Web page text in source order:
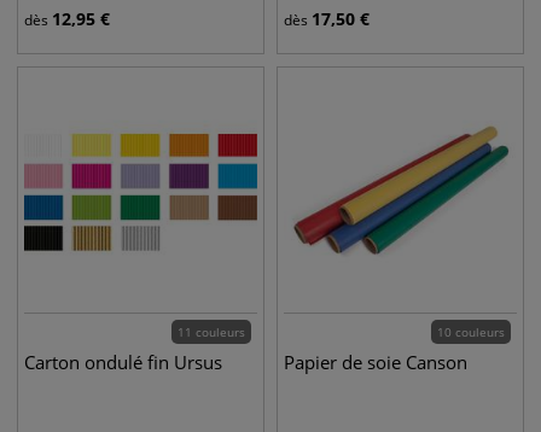
dès 12,95 € dès 17,50 €
11 couleurs
Carton ondulé fin Ursus
10 couleurs
Papier de soie Canson